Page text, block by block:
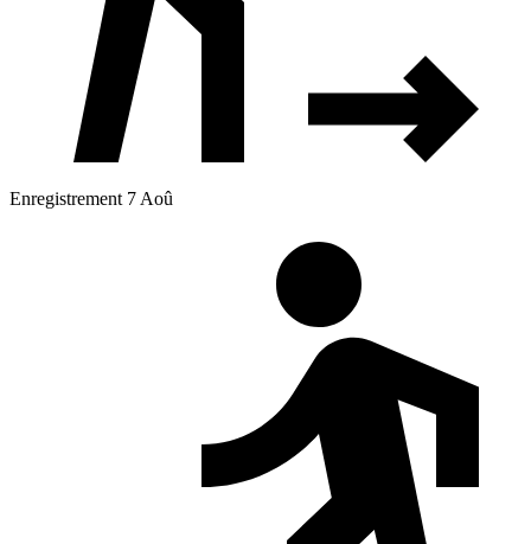
Enregistrement 7 Aoû